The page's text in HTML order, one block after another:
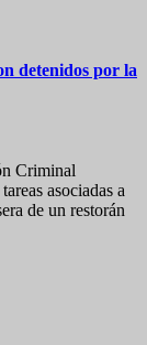
detenidos por la
Criminal
asociadas a
de un restorán